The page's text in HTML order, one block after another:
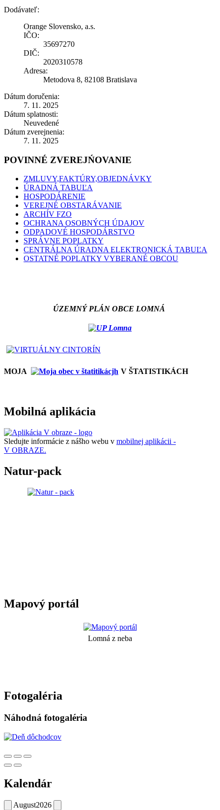
Dodávateľ:
Orange Slovensko, a.s.
IČO:
35697270
DIČ:
2020310578
Adresa:
Metodova 8, 82108 Bratislava
Dátum doručenia:
7. 11. 2025
Dátum splatnosti:
Neuvedené
Dátum zverejnenia:
7. 11. 2025
POVINNÉ ZVEREJŃOVANIE
ZMLUVY,FAKTÚRY,OBJEDNÁVKY
ÚRADNÁ TABUĽA
HOSPODÁRENIE
VEREJNÉ OBSTARÁVANIE
ARCHÍV FZO
OCHRANA OSOBNÝCH ÚDAJOV
ODPADOVÉ HOSPODÁRSTVO
SPRÁVNE POPLATKY
CENTRÁLNA ÚRADNA ELEKTRONICKÁ TABUĽA
OSTATNÉ POPLATKY VYBERANÉ OBCOU
ÚZEMNÝ PLÁN OBCE LOMNÁ
MOJA V ŠTATISTIKÁCH
Mobilná aplikácia
Sledujte informácie z nášho webu v mobilnej aplikácii -
V OBRAZE.
Natur-pack
Mapový portál
Lomná z neba
Fotogaléria
Náhodná fotogaléria
Kalendár
August2026